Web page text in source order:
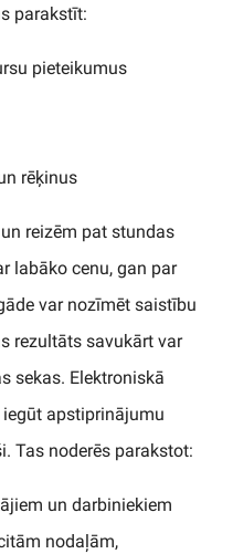
parakstīt:
pieteikumus
rēķinus
reizēm pat stundas
labāko cenu, gan par
var nozīmēt saistību
rezultāts savukārt var
sekas. Elektroniskā
apstiprinājumu
Tas noderēs parakstot:
un darbiniekiem
nodaļām,